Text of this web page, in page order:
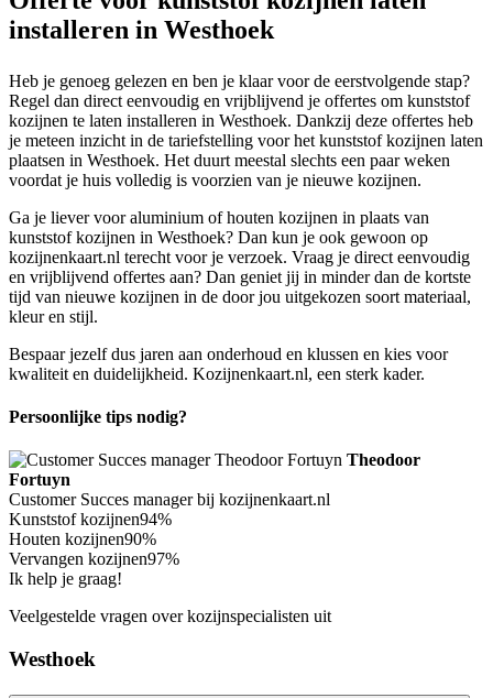
installeren in Westhoek
Heb je genoeg gelezen en ben je klaar voor de eerstvolgende stap?
Regel dan direct eenvoudig en vrijblijvend je offertes om kunststof
kozijnen te laten installeren in Westhoek. Dankzij deze offertes heb
je meteen inzicht in de tariefstelling voor het kunststof kozijnen laten
plaatsen in Westhoek. Het duurt meestal slechts een paar weken
voordat je huis volledig is voorzien van je nieuwe kozijnen.
Ga je liever voor aluminium of houten kozijnen in plaats van
kunststof kozijnen in Westhoek? Dan kun je ook gewoon op
kozijnenkaart.nl terecht voor je verzoek. Vraag je direct eenvoudig
en vrijblijvend offertes aan? Dan geniet jij in minder dan de kortste
tijd van nieuwe kozijnen in de door jou uitgekozen soort materiaal,
kleur en stijl.
Bespaar jezelf dus jaren aan onderhoud en klussen en kies voor
kwaliteit en duidelijkheid. Kozijnenkaart.nl, een sterk kader.
Persoonlijke tips nodig?
Theodoor
Fortuyn
Customer Succes manager bij kozijnenkaart.nl
Kunststof kozijnen94%
Houten kozijnen90%
Vervangen kozijnen97%
Ik help je graag!
Veelgestelde vragen over kozijnspecialisten uit
Westhoek